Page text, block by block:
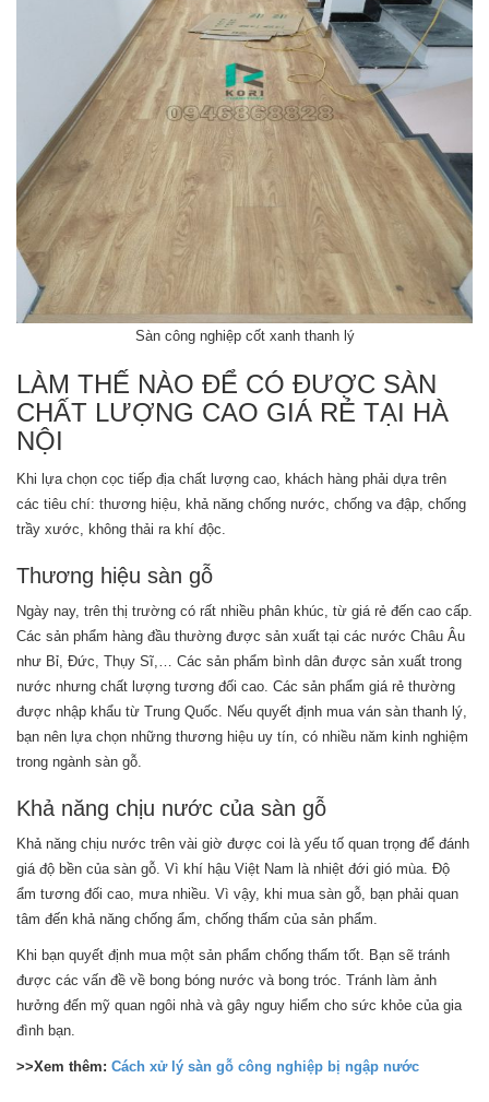
Sàn công nghiệp cốt xanh thanh lý
LÀM THẾ NÀO ĐỂ CÓ ĐƯỢC SÀN
CHẤT LƯỢNG CAO GIÁ RẺ TẠI HÀ
NỘI
Khi lựa chọn cọc tiếp địa chất lượng cao, khách hàng phải dựa trên
các tiêu chí: thương hiệu, khả năng chống nước, chống va đập, chống
trầy xước, không thải ra khí độc.
Thương hiệu sàn gỗ
Ngày nay, trên thị trường có rất nhiều phân khúc, từ giá rẻ đến cao cấp.
Các sản phẩm hàng đầu thường được sản xuất tại các nước Châu Âu
như Bỉ, Đức, Thụy Sĩ,… Các sản phẩm bình dân được sản xuất trong
nước nhưng chất lượng tương đối cao. Các sản phẩm giá rẻ thường
được nhập khẩu từ Trung Quốc. Nếu quyết định mua ván sàn thanh lý,
bạn nên lựa chọn những thương hiệu uy tín, có nhiều năm kinh nghiệm
trong ngành sàn gỗ.
Khả năng chịu nước của sàn gỗ
Khả năng chịu nước trên vài giờ được coi là yếu tố quan trọng để đánh
giá độ bền của sàn gỗ. Vì khí hậu Việt Nam là nhiệt đới gió mùa. Độ
ẩm tương đối cao, mưa nhiều. Vì vậy, khi mua sàn gỗ, bạn phải quan
tâm đến khả năng chống ẩm, chống thấm của sản phẩm.
Khi bạn quyết định mua một sản phẩm chống thấm tốt. Bạn sẽ tránh
được các vấn đề về bong bóng nước và bong tróc. Tránh làm ảnh
hưởng đến mỹ quan ngôi nhà và gây nguy hiểm cho sức khỏe của gia
đình bạn.
>>Xem thêm: Cách xử lý sàn gỗ công nghiệp bị ngập nước